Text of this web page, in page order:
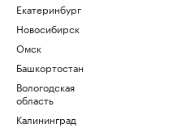
Екатеринбург
Новосибирск
Омск
Башкортостан
Вологодская
область
Калининград